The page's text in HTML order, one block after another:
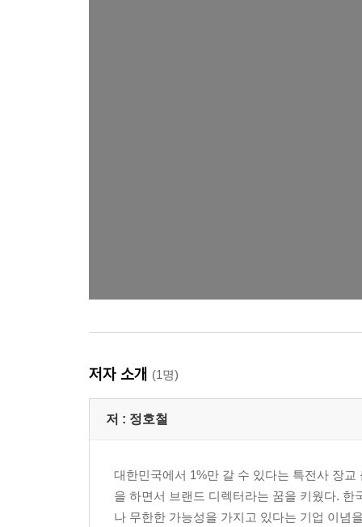
저자 소개 (1명)
저 : 정호철
대한민국에서 1%만 갈 수 있다는 특전사 장
을 하면서 브랜드 디렉터라는 꿈을 키웠다.
나 무한한 가능성을 가지고 있다는 기업 이념